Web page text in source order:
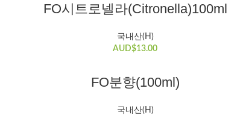
FO시트로넬라(Citronella)100ml
국내산(H)
AUD$13.00
FO분향(100ml)
국내산(H)